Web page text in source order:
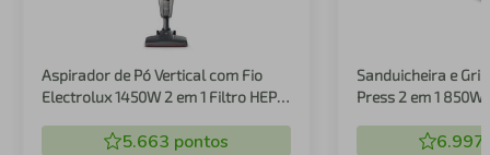
Aspirador de Pó Vertical com Fio
Electrolux 1450W 2 em 1 Filtro HEPA
5.663 pontos
Sanduicheira e
Press 2 em 1 850W
6.997